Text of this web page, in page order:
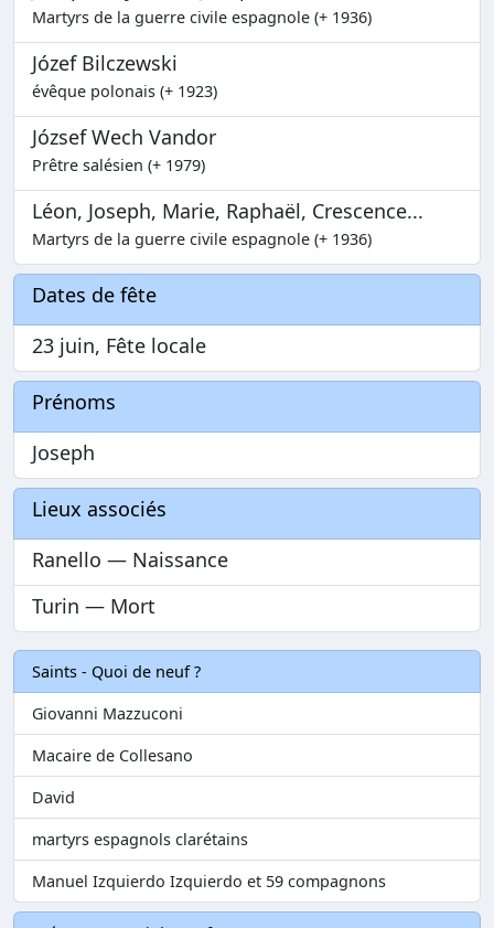
Martyrs de la guerre civile espagnole (+ 1936)
Józef Bilczewski
évêque polonais (+ 1923)
József Wech Vandor
Prêtre salésien (+ 1979)
Léon, Joseph, Marie, Raphaël, Crescence...
Martyrs de la guerre civile espagnole (+ 1936)
Dates de fête
23 juin, Fête locale
Prénoms
Joseph
Lieux associés
Ranello — Naissance
Turin — Mort
Saints - Quoi de neuf ?
Giovanni Mazzuconi
Macaire de Collesano
David
martyrs espagnols clarétains
Manuel Izquierdo Izquierdo et 59 compagnons